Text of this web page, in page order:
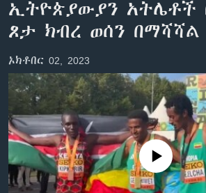
ዋናው
ይዘት
እለፍ
ወደ
ዋናው
ይዘት
እለፍ
አሜሪካ
ቪዲዮ
ክምችት
Learning English
ይከተሉን
ኢትዮጵያውያን አትሌቶች
ጾታ ክብረ ወሰን በማሻሻል
ኦክቶበር 02, 2023
No media source